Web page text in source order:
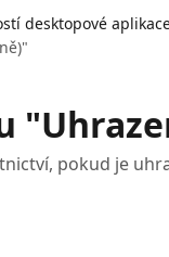
desktopové
pokud je